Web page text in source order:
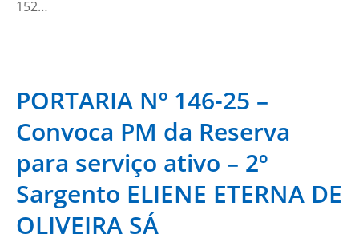
152…
PORTARIA Nº 146-25 –
Convoca PM da Reserva
para serviço ativo – 2º
Sargento ELIENE ETERNA DE
OLIVEIRA SÁ